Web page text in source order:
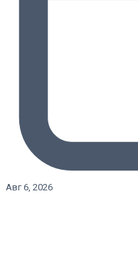
Авг 6, 2026